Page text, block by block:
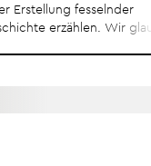
Erstellung fesselnder
erzählen. Wir
die es
auf Dokumentarfilme und
auf fiktionale Filme.
Kneipe festhalten, die